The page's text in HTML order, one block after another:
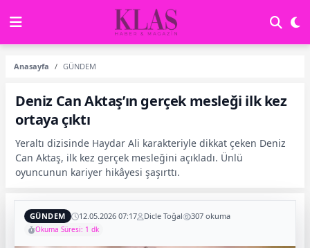
Anasayfa GÜNDEM
Deniz Can Aktaş’ın gerçek mesleği ilk kez
ortaya çıktı
Yeraltı dizisinde Haydar Ali karakteriyle dikkat çeken Deniz
Can Aktaş, ilk kez gerçek mesleğini açıkladı. Ünlü
oyuncunun kariyer hikâyesi şaşırttı.
GÜNDEM 12.05.2026 07:17 Dicle Toğal 307 okuma
Okuma Süresi: 1 dk